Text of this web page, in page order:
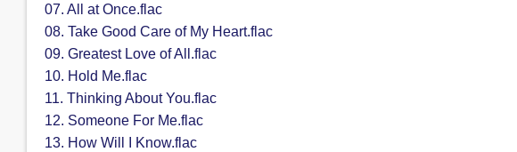
07. All at Once.flac
08. Take Good Care of My Heart.flac
09. Greatest Love of All.flac
10. Hold Me.flac
11. Thinking About You.flac
12. Someone For Me.flac
13. How Will I Know.flac